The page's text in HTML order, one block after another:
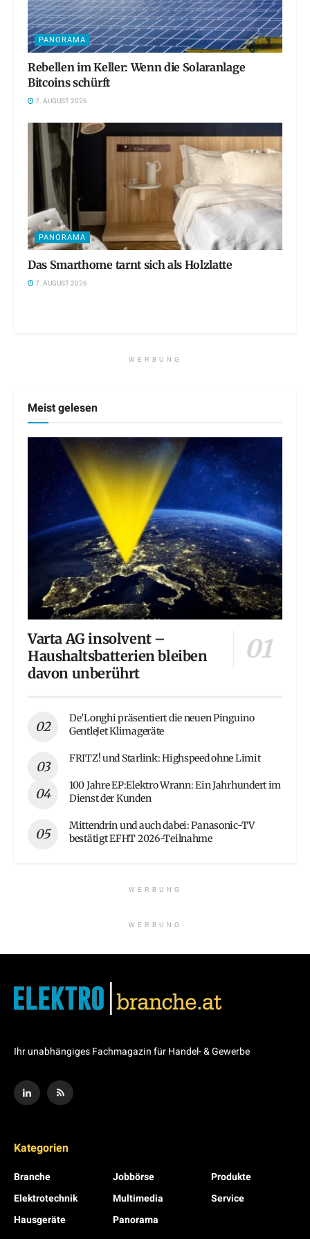
PANORAMA
Rebellen im Keller: Wenn die Solaranlage
Bitcoins schürft
7. AUGUST 2026
PANORAMA
Das Smarthome tarnt sich als Holzlatte
7. AUGUST 2026
WERBUNG
Meist gelesen
Varta AG insolvent –
Haushaltsbatterien bleiben
davon unberührt
De’Longhi präsentiert die neuen Pinguino
GentleJet Klimageräte
FRITZ! und Starlink: Highspeed ohne Limit
100 Jahre EP:Elektro Wrann: Ein Jahrhundert im
Dienst der Kunden
Mittendrin und auch dabei: Panasonic-TV
bestätigt EFHT 2026-Teilnahme
WERBUNG
WERBUNG
Ihr unabhängiges Fachmagazin für Handel- & Gewerbe
Kategorien
Branche
Elektrotechnik
Hausgeräte
Jobbörse
Multimedia
Panorama
Produkte
Service